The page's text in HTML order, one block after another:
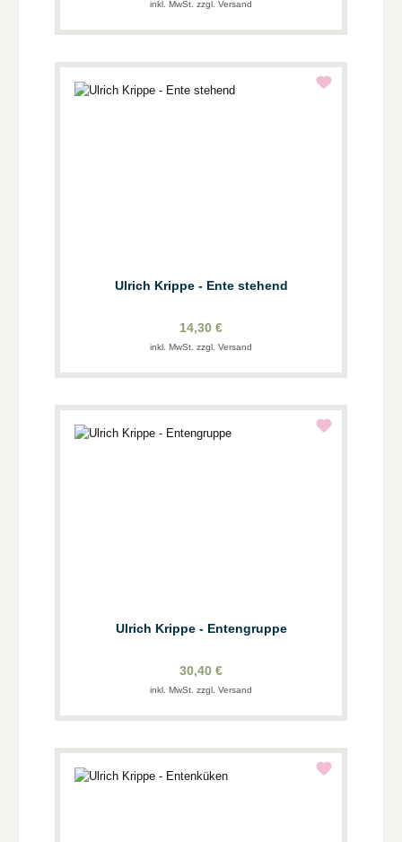
inkl. MwSt. zzgl. Versand
Ulrich Krippe - Ente stehend
14,30 €
inkl. MwSt. zzgl. Versand
Ulrich Krippe - Entengruppe
30,40 €
inkl. MwSt. zzgl. Versand